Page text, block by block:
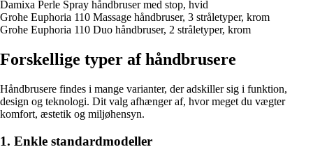
Damixa Perle Spray håndbruser med stop, hvid
Grohe Euphoria 110 Massage håndbruser, 3 stråletyper, krom
Grohe Euphoria 110 Duo håndbruser, 2 stråletyper, krom
Forskellige typer af håndbrusere
Håndbrusere findes i mange varianter, der adskiller sig i funktion,
design og teknologi. Dit valg afhænger af, hvor meget du vægter
komfort, æstetik og miljøhensyn.
1. Enkle standardmodeller